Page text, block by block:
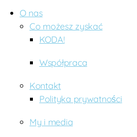
n
O nas
Co możesz zyskać
KODA!
Współpraca
Kontakt
Polityka prywatności
My i media